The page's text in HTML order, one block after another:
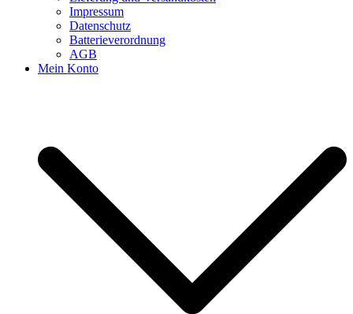
Impressum
Datenschutz
Batterieverordnung
AGB
Mein Konto